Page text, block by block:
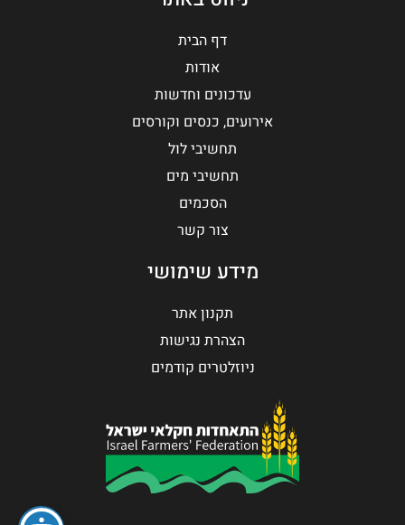
דף הבית
אודות
עדכונים וחדשות
אירועים, כנסים וקורסים
תחשיבי לול
תחשיבי מים
הסכמים
צור קשר
מידע שימושי
תקנון אתר
הצהרת נגישות
ניוזלטרים קודמים